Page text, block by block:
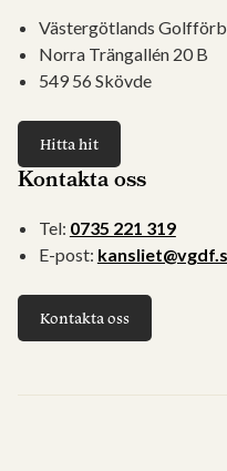
Västergötlands
Norra Trängallén 20 B
549 56 Skövde
Hitta hit
Kontakta oss
Tel: 0735 221 319
E-post:
Kontakta oss